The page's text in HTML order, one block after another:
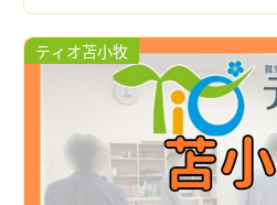
ティオ苫小牧